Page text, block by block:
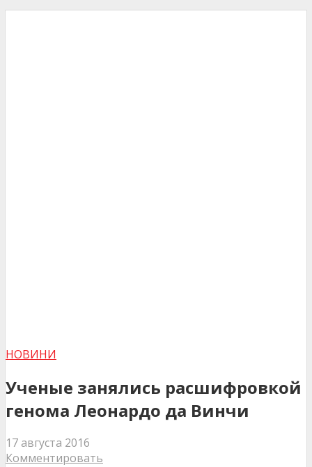
НОВИНИ
Ученые занялись расшифровкой
генома Леонардо да Винчи
17 августа 2016
Комментировать